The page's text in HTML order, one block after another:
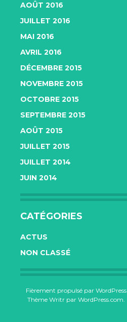
AOÛT 2016
JUILLET 2016
MAI 2016
AVRIL 2016
DÉCEMBRE 2015
NOVEMBRE 2015
OCTOBRE 2015
SEPTEMBRE 2015
AOÛT 2015
JUILLET 2015
JUILLET 2014
JUIN 2014
CATÉGORIES
ACTUS
NON CLASSÉ
Fièrement propulsé par WordPress
Thème Writr par WordPress.com.